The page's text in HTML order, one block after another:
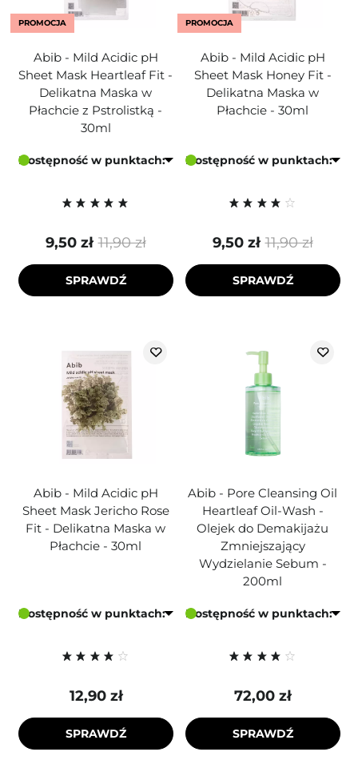
PROMOCJA
Abib - Mild Acidic pH
Sheet Mask Heartleaf Fit -
Delikatna Maska w
Płachcie z Pstrolistką -
30ml
Dostępność w punktach:
11,90 zł
9,50 zł
SPRAWDŹ
PROMOCJA
Abib - Mild Acidic pH
Sheet Mask Honey Fit -
Delikatna Maska w
Płachcie - 30ml
Dostępność w punktach:
11,90 zł
9,50 zł
SPRAWDŹ
Abib - Mild Acidic pH
Sheet Mask Jericho Rose
Fit - Delikatna Maska w
Płachcie - 30ml
Dostępność w punktach:
12,90 zł
SPRAWDŹ
Abib - Pore Cleansing Oil
Heartleaf Oil-Wash -
Olejek do Demakijażu
Zmniejszający
Wydzielanie Sebum -
200ml
Dostępność w punktach:
72,00 zł
SPRAWDŹ